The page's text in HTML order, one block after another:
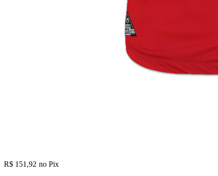
R$ 151,92 no Pix